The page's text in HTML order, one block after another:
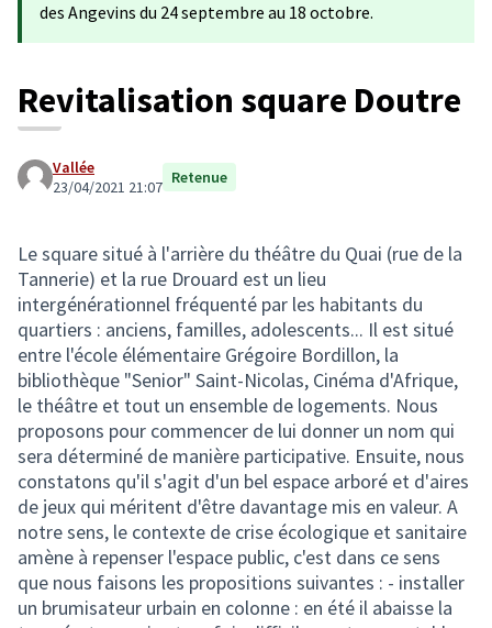
des Angevins du 24 septembre au 18 octobre.
Revitalisation square Doutre
Vallée
23/04/2021 21:07 Retenue
Le square situé à l'arrière du théâtre du Quai (rue de la
Tannerie) et la rue Drouard est un lieu
intergénérationnel fréquenté par les habitants du
quartiers : anciens, familles, adolescents... Il est situé
entre l'école élémentaire Grégoire Bordillon, la
bibliothèque "Senior" Saint-Nicolas, Cinéma d'Afrique,
le théâtre et tout un ensemble de logements. Nous
proposons pour commencer de lui donner un nom qui
sera déterminé de manière participative. Ensuite, nous
constatons qu'il s'agit d'un bel espace arboré et d'aires
de jeux qui méritent d'être davantage mis en valeur. A
notre sens, le contexte de crise écologique et sanitaire
amène à repenser l'espace public, c'est dans ce sens
que nous faisons les propositions suivantes : - installer
un brumisateur urbain en colonne : en été il abaisse la